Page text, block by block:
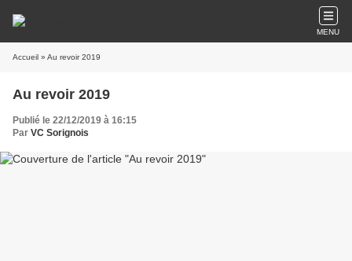
MENU
Accueil » Au revoir 2019
Au revoir 2019
Publié le 22/12/2019 à 16:15
Par VC Sorignois